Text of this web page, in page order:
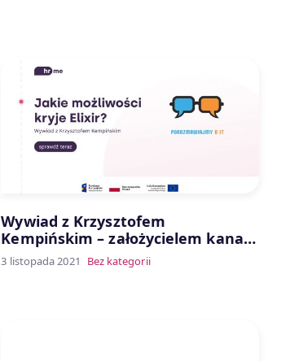
Wywiad z Krzysztofem
Kempińskim – założycielem kanału
Porozmawiajmy o IT
3 listopada 2021 Bez kategorii